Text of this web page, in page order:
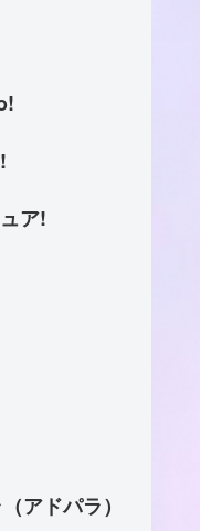
ア!
アドパラ）